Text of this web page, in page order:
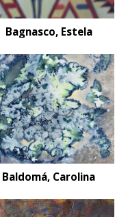
Bagnasco, Estela
Baldomá, Carolina